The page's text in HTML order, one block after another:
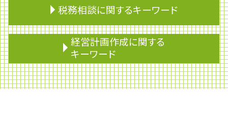
相続財産
贈与税 いくらから
不動産 相続税
税理士 節税
株式の相続
相続税 基礎控除
相続放棄
税務相談に関するキーワード
民事再生
医療費控除
税務調査 個人 通帳
経営計画作成に関する
キーワード
事業承継
株価算定